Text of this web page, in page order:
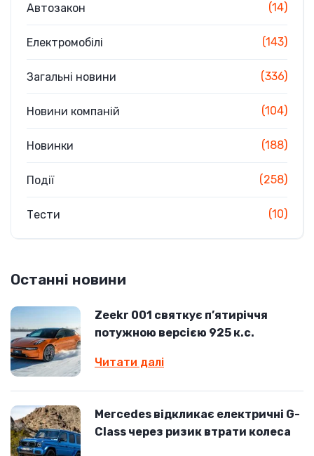
Автозакон (14)
Електромобілі (143)
Загальні новини (336)
Новини компаній (104)
Новинки (188)
Події (258)
Тести (10)
Останні новини
Zeekr 001 святкує п’ятиріччя
потужною версією 925 к.с.
Читати далі
Mercedes відкликає електричні G-
Class через ризик втрати колеса